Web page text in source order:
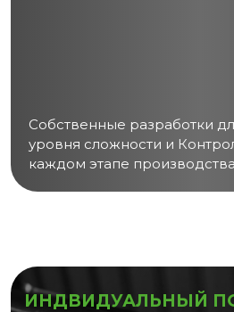
Собственные разработки
уровня сложности и
каждом этапе производства
ИНДВИДУАЛЬНЫЙ